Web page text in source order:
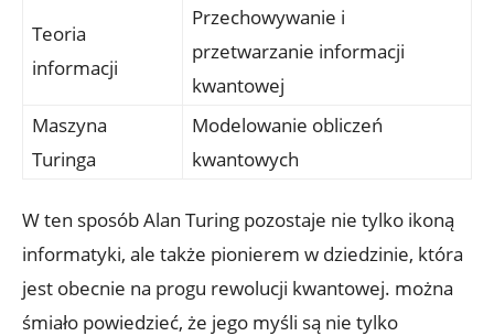
Teoria
informacji
Przechowywanie i
przetwarzanie informacji
kwantowej
Maszyna
Turinga
Modelowanie obliczeń
kwantowych
W ten sposób Alan Turing pozostaje nie tylko ikoną
informatyki, ale także pionierem w dziedzinie, która
jest obecnie na progu rewolucji kwantowej. można
śmiało powiedzieć, że jego myśli są nie tylko